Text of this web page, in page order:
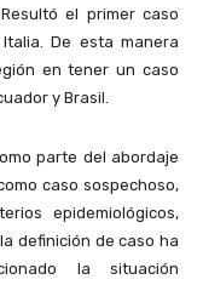
el primer caso
De esta manera
en tener un caso
y Brasil.
parte del abordaje
caso sospechoso,
epidemiológicos,
definición de caso ha
la situación